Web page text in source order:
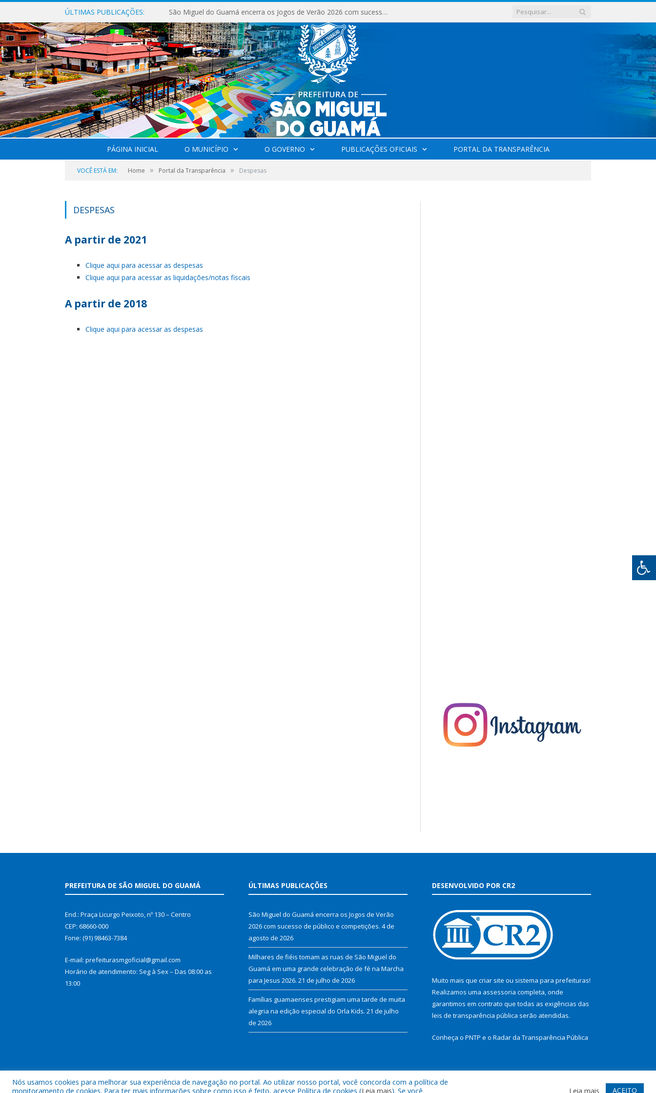
ÚLTIMAS PUBLICAÇÕES: São Miguel do Guamá encerra os Jogos de Verão 2026 com sucesso de público e competições.
PÁGINA INICIAL O MUNICÍPIO O GOVERNO PUBLICAÇÕES OFICIAIS PORTAL DA TRANSPARÊNCIA
VOCÊ ESTÁ EM: Home » Portal da Transparência » Despesas
DESPESAS
A partir de 2021
Clique aqui para acessar as despesas
Clique aqui para acessar as liquidações/notas fiscais
A partir de 2018
Clique aqui para acessar as despesas
PREFEITURA DE SÃO MIGUEL DO GUAMÁ
End.: Praça Licurgo Peixoto, nº 130 – Centro
CEP: 68660-000
Fone: (91) 98463-7384
E-mail: prefeiturasmgoficial@gmail.com
Horário de atendimento: Seg à Sex – Das 08:00 as
13:00
ÚLTIMAS PUBLICAÇÕES
São Miguel do Guamá encerra os Jogos de Verão
2026 com sucesso de público e competições. 4 de
agosto de 2026
Milhares de fiéis tomam as ruas de São Miguel do
Guamá em uma grande celebração de fé na Marcha
para Jesus 2026. 21 de julho de 2026
Famílias guamaenses prestigiam uma tarde de muita
alegria na edição especial do Orla Kids. 21 de julho
de 2026
DESENVOLVIDO POR CR2
Muito mais que criar site ou sistema para prefeituras!
Realizamos uma assessoria completa, onde
garantimos em contrato que todas as exigências das
leis de transparência pública serão atendidas.
Conheça o PNTP e o Radar da Transparência Pública
Todos os direitos reservados a Prefeitura Municipal de São Miguel do Guamá. Mapa do Site Acessar Webmail
Nós usamos cookies para melhorar sua experiência de navegação no portal. Ao utilizar nosso portal, você concorda com a política de
monitoramento de cookies. Para ter mais informações sobre como isso é feito, acesse Política de cookies (Leia mais). Se você Leia mais ACEITO